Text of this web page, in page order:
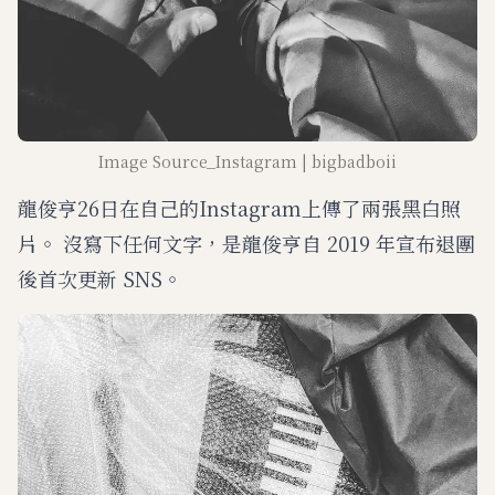
Image Source_Instagram | bigbadboii
龍俊亨26日在自己的Instagram上傳了兩張黑白照
片。 沒寫下任何文字，是龍俊亨自 2019 年宣布退團
後首次更新 SNS。